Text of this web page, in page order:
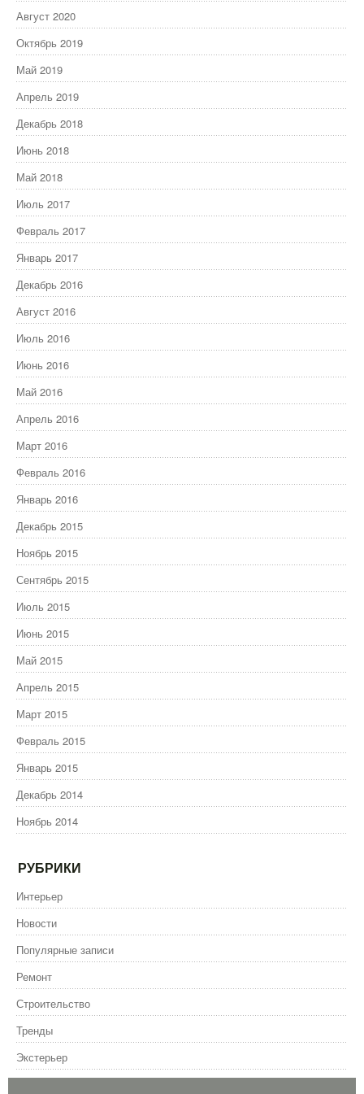
Август 2020
Октябрь 2019
Май 2019
Апрель 2019
Декабрь 2018
Июнь 2018
Май 2018
Июль 2017
Февраль 2017
Январь 2017
Декабрь 2016
Август 2016
Июль 2016
Июнь 2016
Май 2016
Апрель 2016
Март 2016
Февраль 2016
Январь 2016
Декабрь 2015
Ноябрь 2015
Сентябрь 2015
Июль 2015
Июнь 2015
Май 2015
Апрель 2015
Март 2015
Февраль 2015
Январь 2015
Декабрь 2014
Ноябрь 2014
РУБРИКИ
Интерьер
Новости
Популярные записи
Ремонт
Строительство
Тренды
Экстерьер